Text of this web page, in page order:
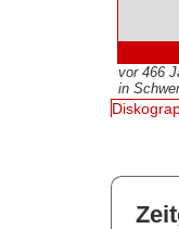
vor 466
in